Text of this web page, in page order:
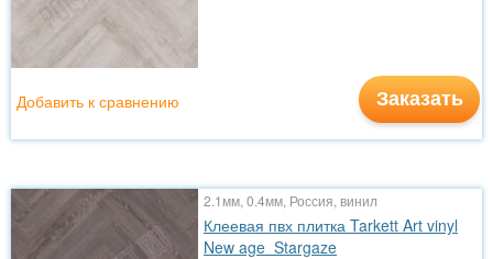
Заказать
Добавить к сравнению
2.1мм, 0.4мм, Россия, винил
Клеевая пвх плитка Tarkett Art vinyl
New age Stargaze